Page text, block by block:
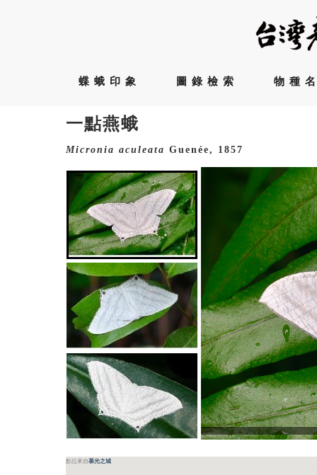
蝶蛾印象 圖錄檢索 物種
一點燕蛾
Micronia aculeata Guenée, 1857
點位來自慕光之城